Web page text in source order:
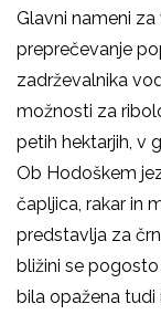
Glavni nameni
preprečevanje
zadrževalnika
možnosti za
petih hektarjih, v
Ob Hodoškem
čapljica, rakar in
predstavlja za
bližini se
bila opažena tudi